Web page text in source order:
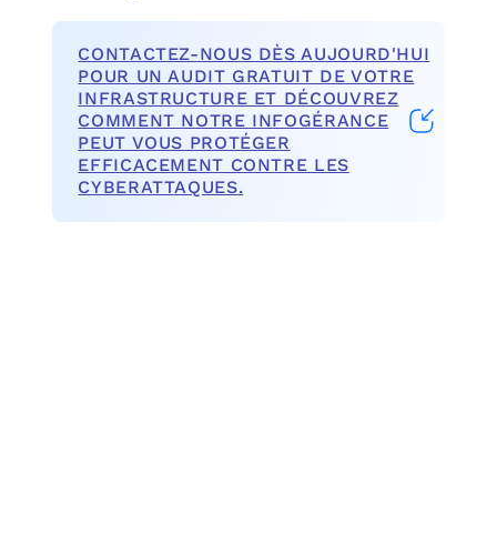
CONTACTEZ-NOUS DÈS AUJOURD'HUI
POUR UN AUDIT GRATUIT DE VOTRE
INFRASTRUCTURE ET DÉCOUVREZ
COMMENT NOTRE INFOGÉRANCE
PEUT VOUS PROTÉGER
EFFICACEMENT CONTRE LES
CYBERATTAQUES.